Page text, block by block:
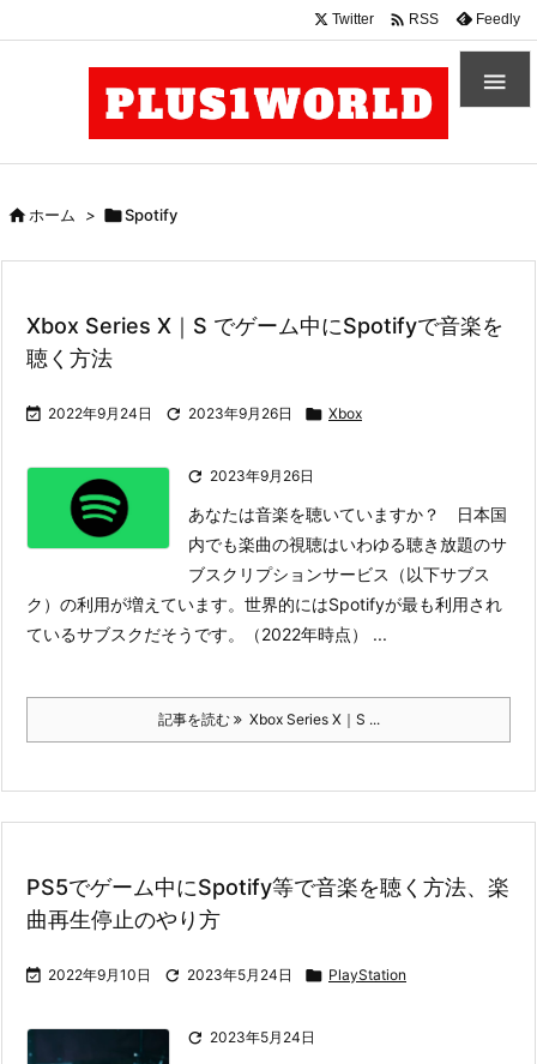

Twitter  RSS Feedly
ホーム > Spotify
Xbox Series X｜S でゲーム中にSpotifyで音楽を
聴く方法
 2022年9月24日  2023年9月26日  Xbox
 2023年9月26日
あなたは音楽を聴いていますか？ 日本国
内でも楽曲の視聴はいわゆる聴き放題のサ
ブスクリプションサービス（以下サブス
ク）の利用が増えています。世界的にはSpotifyが最も利用され
ているサブスクだそうです。（2022年時点）
...
記事を読む Xbox Series X｜S ...
PS5でゲーム中にSpotify等で音楽を聴く方法、楽
曲再生停止のやり方
 2022年9月10日  2023年5月24日  PlayStation
 2023年5月24日